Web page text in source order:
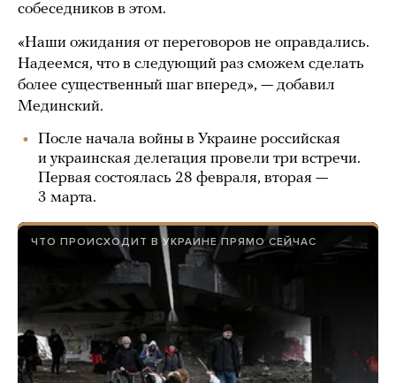
собеседников в этом.
«Наши ожидания от переговоров не оправдались.
Надеемся, что в следующий раз сможем сделать
более существенный шаг вперед», — добавил
Мединский.
После начала войны в Украине российская
и украинская делегация провели три встречи.
Первая состоялась 28 февраля, вторая —
3 марта.
ЧТО ПРОИСХОДИТ В УКРАИНЕ ПРЯМО СЕЙЧАС